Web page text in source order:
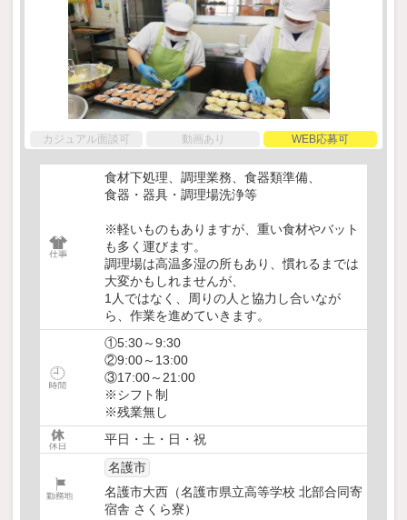
カジュアル面談可 動画あり WEB応募可
食材下処理、調理業務、食器類準備、
食器・器具・調理場洗浄等
※軽いものもありますが、重い食材やバット
も多く運びます。
調理場は高温多湿の所もあり、慣れるまでは
大変かもしれませんが、
1人ではなく、周りの人と協力し合いなが
ら、作業を進めていきます。
①5:30～9:30
②9:00～13:00
③17:00～21:00
※シフト制
※残業無し
平日・土・日・祝
名護市
名護市大西（名護市県立高等学校 北部合同寄
宿舎 さくら寮）